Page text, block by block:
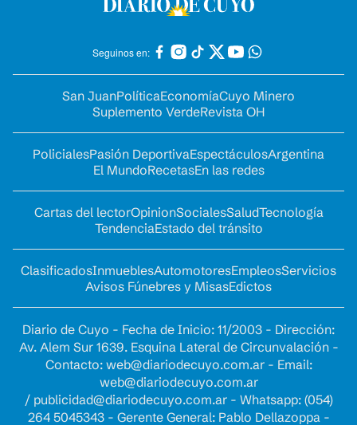
Seguinos en:
San JuanPolíticaEconomíaCuyo Minero
Suplemento VerdeRevista OH
PolicialesPasión DeportivaEspectáculosArgentina
El MundoRecetasEn las redes
Cartas del lectorOpinionSocialesSaludTecnología
TendenciaEstado del tránsito
ClasificadosInmueblesAutomotoresEmpleosServicios
Avisos Fúnebres y MisasEdictos
Diario de Cuyo - Fecha de Inicio: 11/2003 - Dirección:
Av. Alem Sur 1639. Esquina Lateral de Circunvalación -
Contacto: web@diariodecuyo.com.ar- Email:
web@diariodecuyo.com.ar
/ publicidad@diariodecuyo.com.ar- Whatsapp: (054)
264 5045343 - Gerente General: Pablo Dellazoppa -